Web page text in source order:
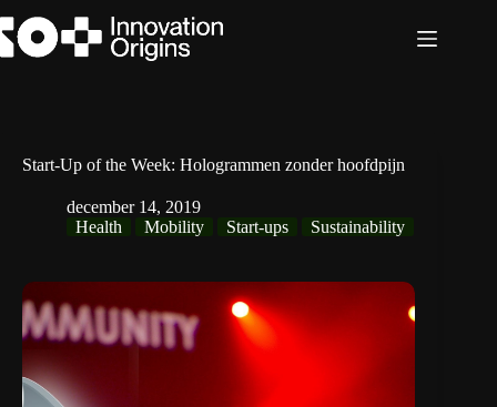
naar
de
Start-Up of the Week: Hologrammen zonder hoofdpijn
december 14, 2019
Health
Mobility Start-ups Sustainability